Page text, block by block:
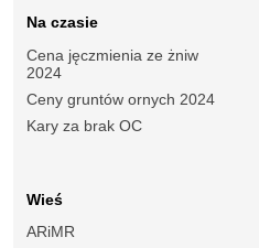
Na czasie
Cena jęczmienia ze żniw
2024
Ceny gruntów ornych 2024
Kary za brak OC
Wieś
ARiMR